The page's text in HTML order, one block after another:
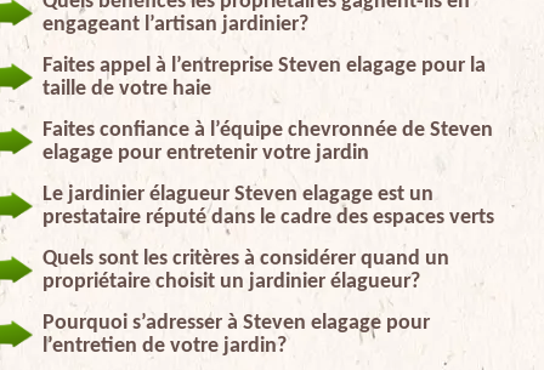
engageant l’artisan jardinier?
Faites appel à l’entreprise Steven elagage pour la
taille de votre haie
Faites confiance à l’équipe chevronnée de Steven
elagage pour entretenir votre jardin
Le jardinier élagueur Steven elagage est un
prestataire réputé dans le cadre des espaces verts
Quels sont les critères à considérer quand un
propriétaire choisit un jardinier élagueur?
Pourquoi s’adresser à Steven elagage pour
l’entretien de votre jardin?